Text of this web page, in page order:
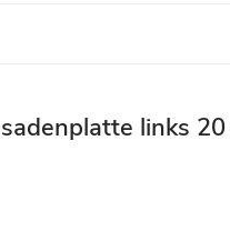
links